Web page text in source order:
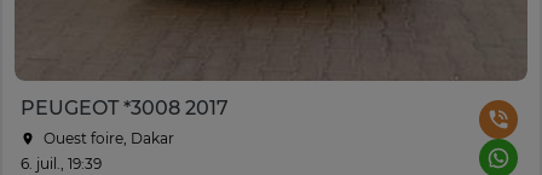
PEUGEOT *3008 2017
Ouest foire, Dakar
6. juil., 19:39